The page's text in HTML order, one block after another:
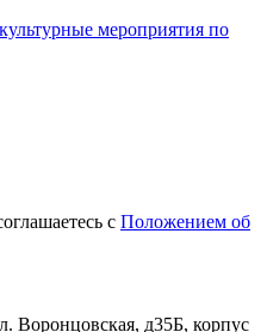
мероприятия по
с Положением об
Воронцовская, д35Б, корпус